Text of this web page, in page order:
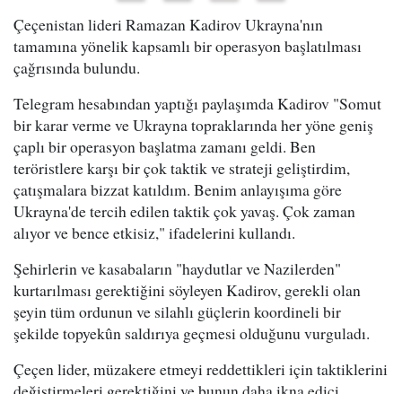
Çeçenistan lideri Ramazan Kadirov Ukrayna'nın
tamamına yönelik kapsamlı bir operasyon başlatılması
çağrısında bulundu.
Telegram hesabından yaptığı paylaşımda Kadirov "Somut
bir karar verme ve Ukrayna topraklarında her yöne geniş
çaplı bir operasyon başlatma zamanı geldi. Ben
teröristlere karşı bir çok taktik ve strateji geliştirdim,
çatışmalara bizzat katıldım. Benim anlayışıma göre
Ukrayna'de tercih edilen taktik çok yavaş. Çok zaman
alıyor ve bence etkisiz," ifadelerini kullandı.
Şehirlerin ve kasabaların "haydutlar ve Nazilerden"
kurtarılması gerektiğini söyleyen Kadirov, gerekli olan
şeyin tüm ordunun ve silahlı güçlerin koordineli bir
şekilde topyekûn saldırıya geçmesi olduğunu vurguladı.
Çeçen lider, müzakere etmeyi reddettikleri için taktiklerini